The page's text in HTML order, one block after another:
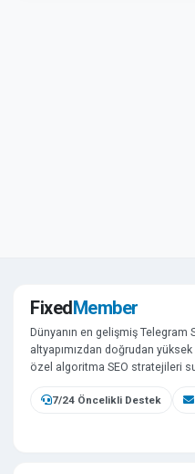
FixedMember
Dünyanın en gelişmiş Telegram
altyapımızdan doğrudan
özel algoritma SEO stratejileri
7/24 Öncelikli Destek